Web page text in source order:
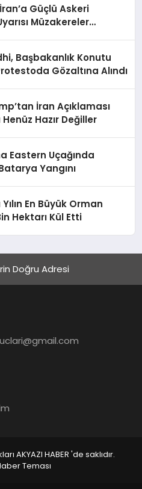
Güçlü Askeri
Müzakereler
Başbakanlık Konutu
Gözaltına Alındı
İran Açıklaması
Hazır Değiller
Eastern Uçağında
Yangını
En Büyük Orman
Hektarı Kül Etti
Doğru Adresi
AKYAZI HABER 'de saklıdır.
Teması